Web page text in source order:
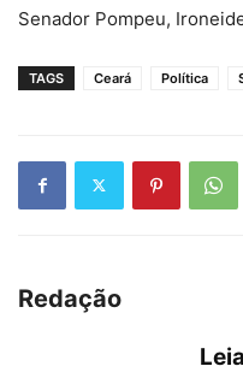
Senador Pompeu,
TAGS Ceará Política
Redação